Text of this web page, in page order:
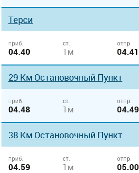
Терси
приб.
04.40
ст.
1м
отпр.
04.41
29 Км Остановочный Пункт
приб.
04.48
ст.
1м
отпр.
04.49
38 Км Остановочный Пункт
приб.
04.59
ст.
1м
отпр.
05.00